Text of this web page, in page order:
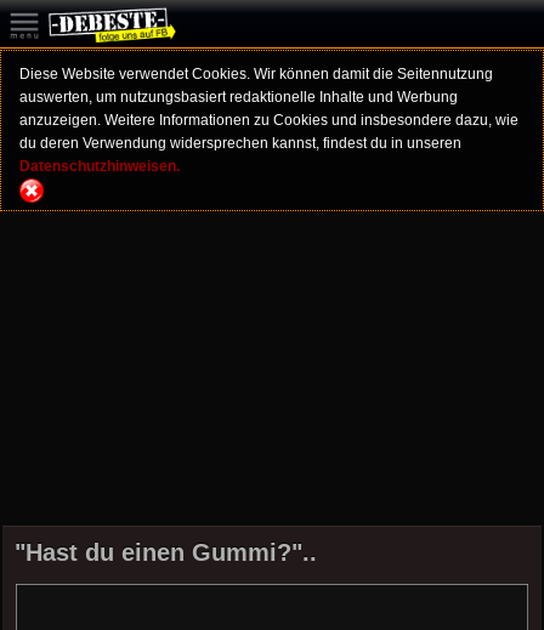
Diese Website verwendet Cookies. Wir können damit die Seitennutzung
auswerten, um nutzungsbasiert redaktionelle Inhalte und Werbung
anzuzeigen. Weitere Informationen zu Cookies und insbesondere dazu, wie
du deren Verwendung widersprechen kannst, findest du in unseren
Datenschutzhinweisen.
"Hast du einen Gummi?"..